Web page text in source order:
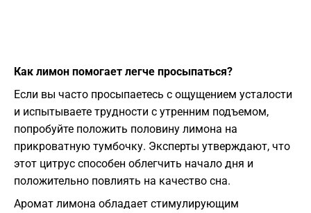
Как лимон помогает легче просыпаться?
Если вы часто просыпаетесь с ощущением усталости
и испытываете трудности с утренним подъемом,
попробуйте положить половину лимона на
прикроватную тумбочку. Эксперты утверждают, что
этот цитрус способен облегчить начало дня и
положительно повлиять на качество сна.
Аромат лимона обладает стимулирующим